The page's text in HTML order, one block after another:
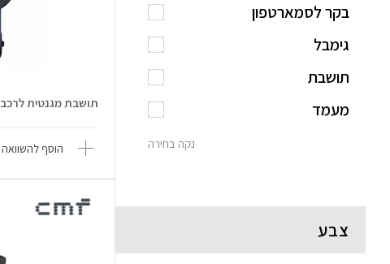
תושבת מגנטית לרכב MagPro
הוסף להשוואה
בקר לסמארטפון
גימבל
תושבת
מעמד
נקה בחירה
צבע